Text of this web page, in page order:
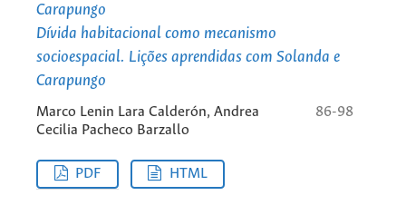
Carapungo
Dívida habitacional como mecanismo
socioespacial. Lições aprendidas com Solanda e
Carapungo
Marco Lenin Lara Calderón, Andrea
Cecilia Pacheco Barzallo
86-98
PDF HTML